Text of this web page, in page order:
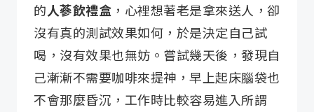
的人蔘飲禮盒 ，心裡想著老是拿來送人，卻
沒有真的測試效果如何，於是決定自己試
喝，沒有效果也無妨。嘗試幾天後，發現自
己漸漸不需要咖啡來提神，早上起床腦袋也
不會那麼昏沉，工作時比較容易進入所謂